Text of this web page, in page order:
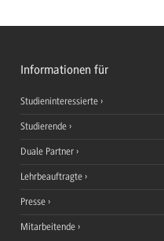
Informationen für
Studieninteressierte
Studierende
Duale Partner
Lehrbeauftragte
Presse
Mitarbeitende